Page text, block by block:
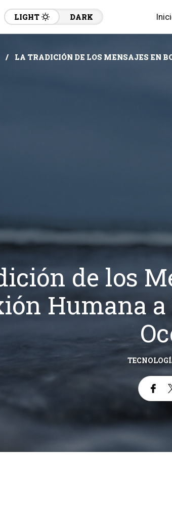
LIGHT DARK
LA TRADICIÓN DE LOS MENSAJES EN
de los
Humana